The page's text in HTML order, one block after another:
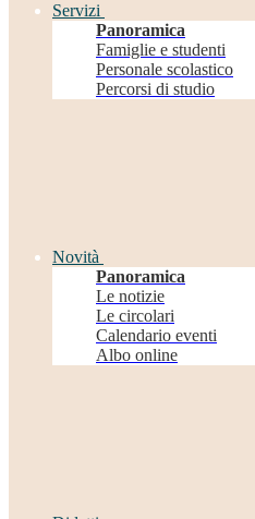
Servizi
Panoramica
Famiglie e studenti
Personale scolastico
Percorsi di studio
Novità
Panoramica
Le notizie
Le circolari
Calendario eventi
Albo online